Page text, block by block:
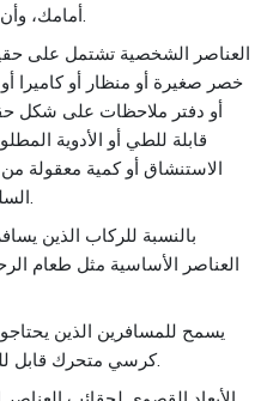
العناصر الشخصية تشتمل على
خصر صغيرة أو منظار أو كاميرا
أو دفتر ملاحظات على شكل
قابلة للطي أو الأدوية
الاستنشاق أو كمية معقولة
بالنسبة للركاب الذين
العناصر الأساسية مثل طعام
يسمح للمسافرين الذين
كرسي متحرك قابل للطي أو العكازات أو عصا المشي.